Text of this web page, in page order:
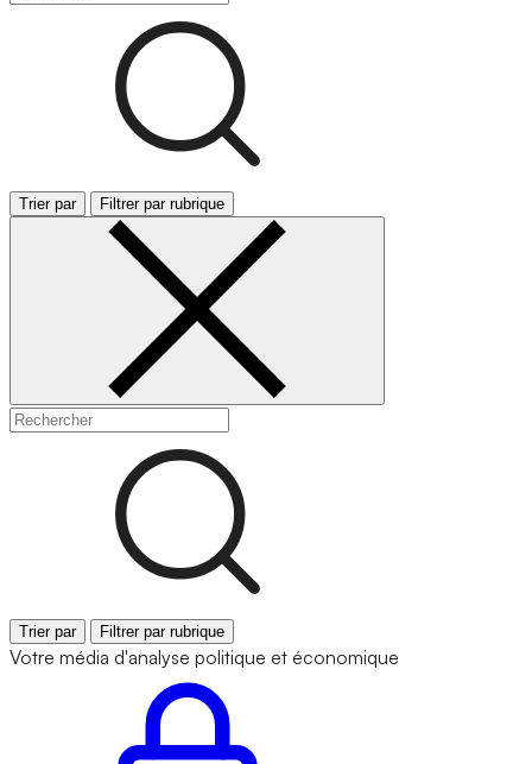
Trier par Filtrer par rubrique
Trier par Filtrer par rubrique
Votre média d'analyse politique et économique